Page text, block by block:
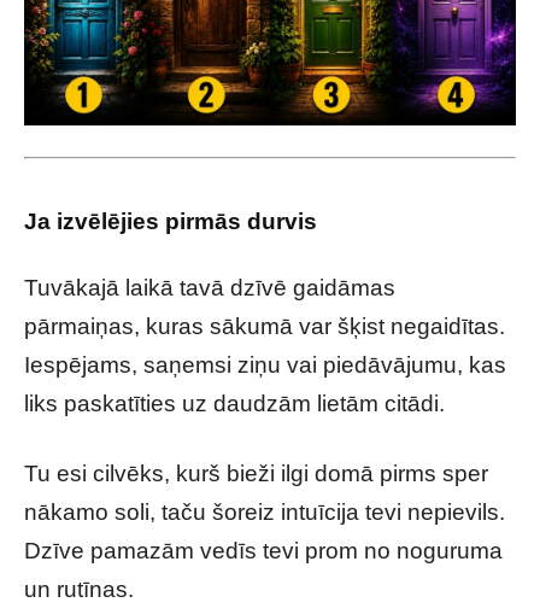
Ja izvēlējies pirmās durvis
Tuvākajā laikā tavā dzīvē gaidāmas
pārmaiņas, kuras sākumā var šķist negaidītas.
Iespējams, saņemsi ziņu vai piedāvājumu, kas
liks paskatīties uz daudzām lietām citādi.
Tu esi cilvēks, kurš bieži ilgi domā pirms sper
nākamo soli, taču šoreiz intuīcija tevi nepievils.
Dzīve pamazām vedīs tevi prom no noguruma
un rutīnas.